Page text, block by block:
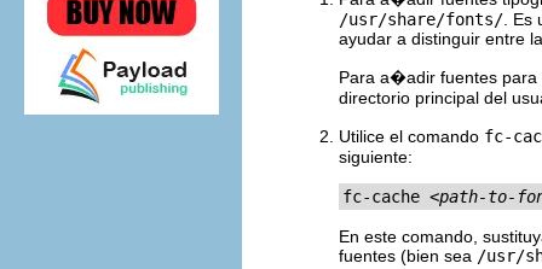
/usr/share/fonts/ .
ayudar a distinguir entre
Para a�adir fuentes para
directorio principal del
Utilice el comando fc-
siguiente:
fc-cache <path-to-
En este comando,
fuentes (bien sea /usr/